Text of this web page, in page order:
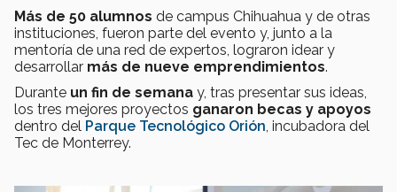
Más de 50 alumnos de campus Chihuahua y de otras
instituciones, fueron parte del evento y, junto a la
mentoría de una red de expertos, lograron idear y
desarrollar más de nueve emprendimientos.
Durante un fin de semana y, tras presentar sus ideas,
los tres mejores proyectos ganaron becas y apoyos
dentro del Parque Tecnológico Orión , incubadora del
Tec de Monterrey.